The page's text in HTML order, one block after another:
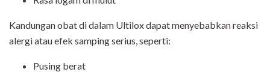
Kandungan obat di dalam Ultilox dapat menyebabkan reaksi
alergi atau efek samping serius, seperti:
Pusing berat